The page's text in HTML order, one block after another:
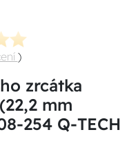
)
zrcátka
mm
254 Q-TECH